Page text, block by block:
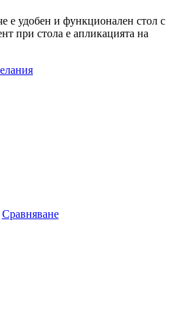
е удобен и функционален стол с
при стола е апликацията на
Сравняване